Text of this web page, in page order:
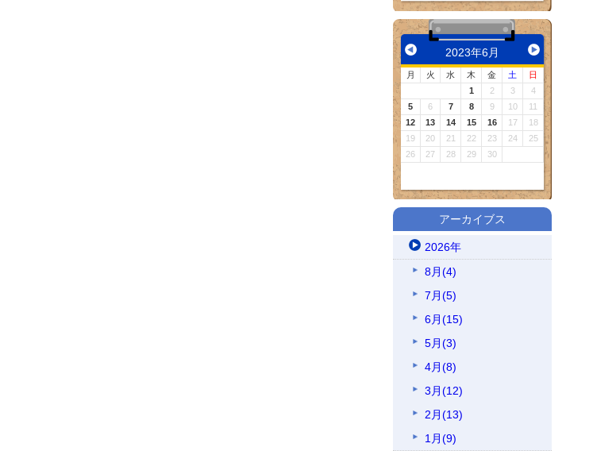
2023年6月
月 火 水 木 金 土
日
1
2 3
4
5
6 7 8 9 10
11
12
13 14 15 16 17
18
19
20 21 22 23 24
25
26
27 28 29 30
アーカイブス
2026年
8月(4)
7月(5)
6月(15)
5月(3)
4月(8)
3月(12)
2月(13)
1月(9)